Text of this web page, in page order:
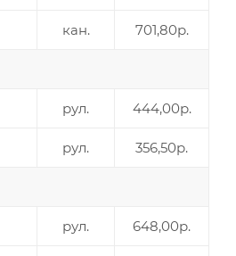
кан. 701,80р.
рул. 444,00р.
рул. 356,50р.
рул. 648,00р.